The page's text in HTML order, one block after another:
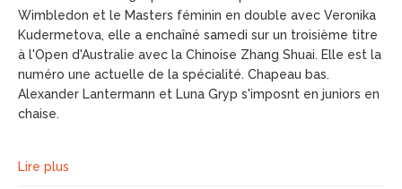
Wimbledon et le Masters féminin en double avec Veronika
Kudermetova, elle a enchaîné samedi sur un troisième titre
à l'Open d'Australie avec la Chinoise Zhang Shuai. Elle est la
numéro une actuelle de la spécialité. Chapeau bas.
Alexander Lantermann et Luna Gryp s'imposnt en juniors en
chaise.
Lire plus